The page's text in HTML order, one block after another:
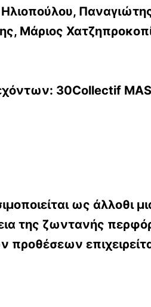
Μάριος
30Collectif
ως άλλοθι
της ζωντανής